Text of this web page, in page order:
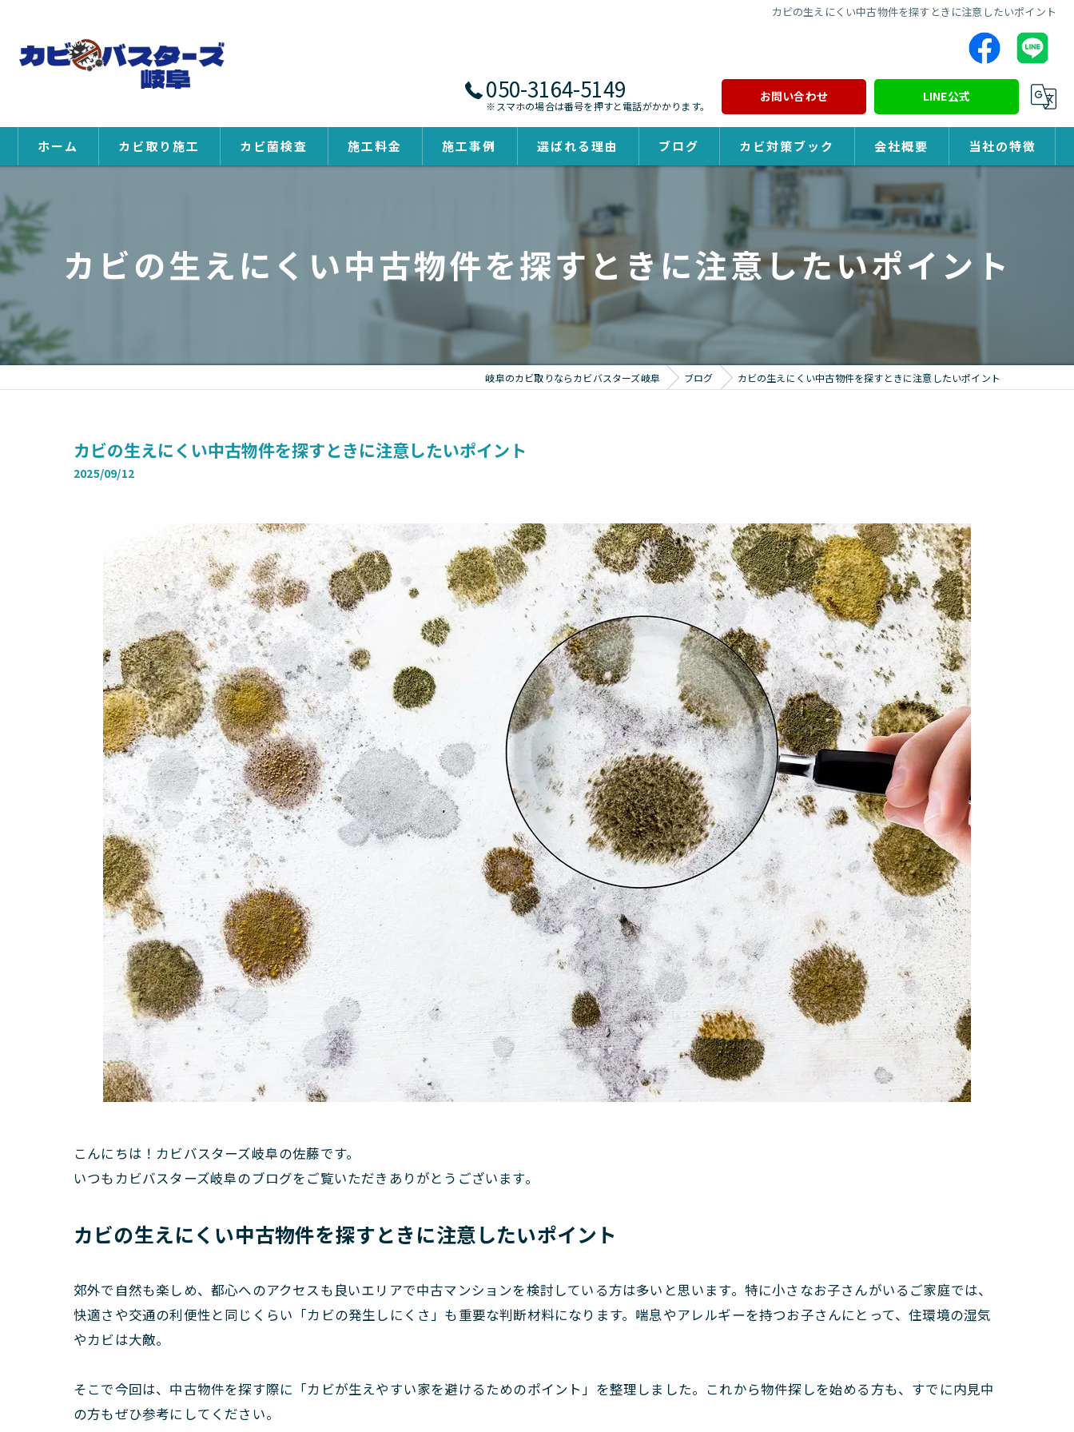
カビの生えにくい中古物件を探すときに注意したいポイント
050-3164-5149
※スマホの場合は番号を押すと電話がかかります。
お問い合わせ LINE公式
ホーム カビ取り施工 カビ菌検査 施工料金 施工事例 選ばれる理由 ブログ カビ対策ブック 会社概要 当社の特徴
除カビ
防カビ
カビの生えにくい中古物件を探すときに注意したいポイント
岐阜のカビ取りならカビバスターズ岐阜 ブログ カビの生えにくい中古物件を探すときに注意したいポイント
カビの生えにくい中古物件を探すときに注意したいポイント
2025/09/12
こんにちは！カビバスターズ岐阜の佐藤です。
いつもカビバスターズ岐阜のブログをご覧いただきありがとうございます。
カビの生えにくい中古物件を探すときに注意したいポイント
郊外で自然も楽しめ、都心へのアクセスも良いエリアで中古マンションを検討している方は多いと思います。特に小さなお子さんがいるご家庭では、
快適さや交通の利便性と同じくらい「カビの発生しにくさ」も重要な判断材料になります。喘息やアレルギーを持つお子さんにとって、住環境の湿気
やカビは大敵。
そこで今回は、中古物件を探す際に「カビが生えやすい家を避けるためのポイント」を整理しました。これから物件探しを始める方も、すでに内見中
の方もぜひ参考にしてください。